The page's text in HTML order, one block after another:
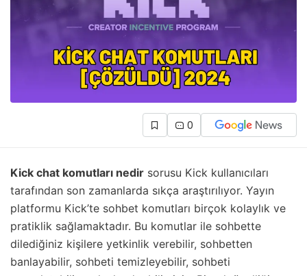
0
Kick chat komutları nedir sorusu Kick kullanıcıları
tarafından son zamanlarda sıkça araştırılıyor. Yayın
platformu Kick’te sohbet komutları birçok kolaylık ve
pratiklik sağlamaktadır. Bu komutlar ile sohbette
dilediğiniz kişilere yetkinlik verebilir, sohbetten
banlayabilir, sohbeti temizleyebilir, sohbeti